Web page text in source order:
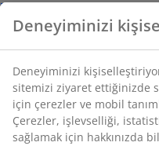
Seçtiğiniz hızlı ve kolay
Çay koleksiyonunuzu
bölmeli, doğal bambu
kolayca görmenizi sağlar.
Deneyiminizi
Deneyiminizi
sitemizi ziyaret ettiğinizde
için çerezler ve mobil
Çerezler, işlevselliği,
sağlamak için hakkınızda